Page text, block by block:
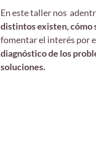
En este taller nos
distintos existen, cómo
fomentar el interés por
diagnóstico de los
soluciones.